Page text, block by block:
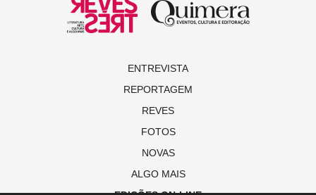
ENTREVISTA
REPORTAGEM
REVES
FOTOS
NOVAS
ALGO MAIS